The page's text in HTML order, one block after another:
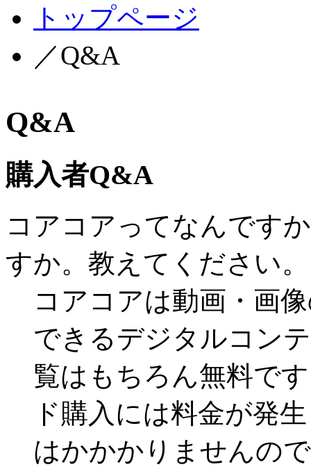
トップページ
／Q&A
Q&A
購入者Q&A
コアコアってなんです
すか。教えてください。
コアコアは動画・画
できるデジタルコン
覧はもちろん無料で
ド購入には料金が発
はかかかりませんの